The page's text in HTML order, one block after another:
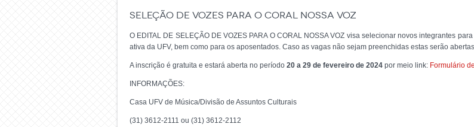
SELEÇÃO DE VOZES PARA O CORAL NOSSA VOZ
O EDITAL DE SELEÇÃO DE VOZES PARA O CORAL NOSSA VOZ visa selecionar novos integrantes
ativa da UFV, bem como para os aposentados. Caso as vagas não sejam preenchidas estas serão
A inscrição é gratuita e estará aberta no período 20 a 29 de fevereiro de 2024 por meio link: Formulário
INFORMAÇÕES:
Casa UFV de Música/Divisão de Assuntos Culturais
(31) 3612-2111 ou (31) 3612-2112